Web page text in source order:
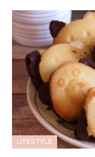
LIFESTYLE